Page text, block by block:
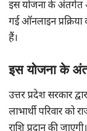
इस योजना के अंतर्गत
गई ऑनलाइन
हैं।
इस योजना के
उत्तर प्रदेश सरकार
लाभार्थी परिवार